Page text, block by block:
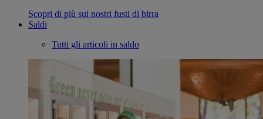
Scopri di più sui nostri fusti di birra
Saldi
Tutti gli articoli in saldo